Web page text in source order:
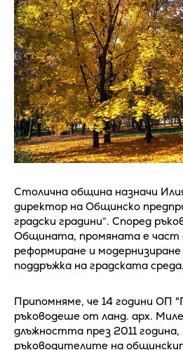
Столична община назначи
директор на Общинско
градски градини“. Според
Общината, промяната е
реформиране и
поддръжка на градската среда.
Припомняме, че 14 години ОП
ръководеше от ланд. арх.
длъжността през 2011
ръководителите на